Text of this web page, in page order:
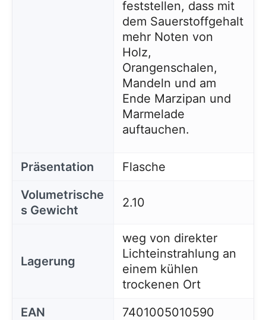
feststellen, dass mit
dem Sauerstoffgehalt
mehr Noten von
Holz,
Orangenschalen,
Mandeln und am
Ende Marzipan und
Marmelade
auftauchen.
Präsentation
Flasche
Volumetrische
s Gewicht
2.10
Lagerung
weg von direkter
Lichteinstrahlung an
einem kühlen
trockenen Ort
EAN
7401005010590